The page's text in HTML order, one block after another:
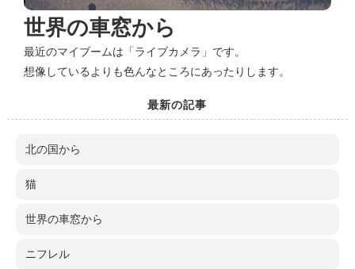
世界の車窓から
最近のマイブームは「ライブカメラ」です。
想像しているよりも色んなところにあったりします。
最新の記事
北の国から
猫
世界の車窓から
ニフレル